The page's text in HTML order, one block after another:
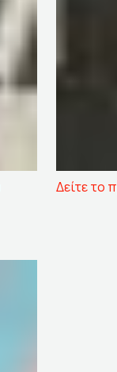
Δείτε το